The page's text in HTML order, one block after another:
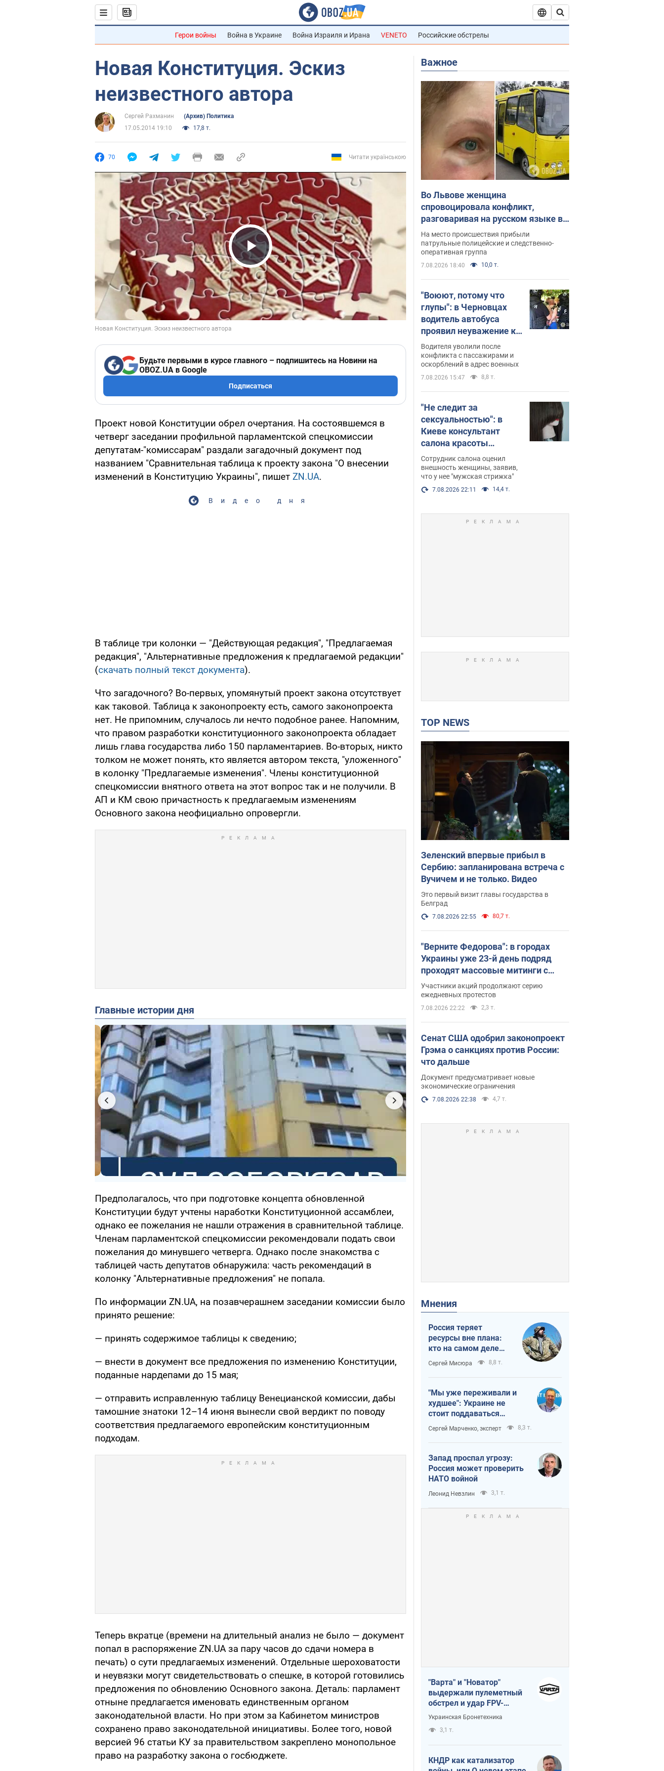
Герои войны Война в Украине Война Израиля и Ирана VENETO Российские обстрелы
Новая Конституция. Эскиз
неизвестного автора
Сергей Рахманин
(Архив) Политика
17.05.2014 19:10
17,8 т.
70 Читати українською
Play Video
Будьте первыми в курсе главного – подпишитесь на Новини на
OBOZ.UA в Google
Подписаться
Проект новой Конституции обрел очертания. На состоявшемся в
четверг заседании профильной парламентской спецкомиссии
депутатам-"комиссарам" раздали загадочный документ под
названием "Сравнительная таблица к проекту закона "О внесении
изменений в Конституцию Украины", пишет ZN.UA.
Видео дня
В таблице три колонки — "Действующая редакция", "Предлагаемая
редакция", "Альтернативные предложения к предлагаемой редакции"
(скачать полный текст документа).
Что загадочного? Во-первых, упомянутый проект закона отсутствует
как таковой. Таблица к законопроекту есть, самого законопроекта
нет. Не припомним, случалось ли нечто подобное ранее. Напомним,
что правом разработки конституционного законопроекта обладает
лишь глава государства либо 150 парламентариев. Во-вторых, никто
толком не может понять, кто является автором текста, "уложенного"
в колонку "Предлагаемые изменения". Члены конституционной
спецкомиссии внятного ответа на этот вопрос так и не получили. В
АП и КМ свою причастность к предлагаемым изменениям
Основного закона неофициально опровергли.
Главные истории дня
Предполагалось, что при подготовке концепта обновленной
Конституции будут учтены наработки Конституционной ассамблеи,
однако ее пожелания не нашли отражения в сравнительной таблице.
Членам парламентской спецкомиссии рекомендовали подать свои
пожелания до минувшего четверга. Однако после знакомства с
таблицей часть депутатов обнаружила: часть рекомендаций в
колонку "Альтернативные предложения" не попала.
По информации ZN.UA, на позавчерашнем заседании комиссии было
принято решение:
— принять содержимое таблицы к сведению;
— внести в документ все предложения по изменению Конституции,
поданные нардепами до 15 мая;
— отправить исправленную таблицу Венецианской комиссии, дабы
тамошние знатоки 12–14 июня вынесли свой вердикт по поводу
соответствия предлагаемого европейским конституционным
подходам.
Теперь вкратце (времени на длительный анализ не было — документ
попал в распоряжение ZN.UA за пару часов до сдачи номера в
печать) о сути предлагаемых изменений. Отдельные шероховатости
и неувязки могут свидетельствовать о спешке, в которой готовились
предложения по обновлению Основного закона. Деталь: парламент
отныне предлагается именовать единственным органом
законодательной власти. Но при этом за Кабинетом министров
сохранено право законодательной инициативы. Более того, новой
версией 96 статьи КУ за правительством закреплено монопольное
право на разработку закона о госбюджете.
Важное
Во Львове женщина
спровоцировала конфликт,
разговаривая на русском языке в
маршрутке: полиция составила
административный протокол.
Видео
На место происшествия прибыли
патрульные полицейские и следственно-
оперативная группа
7.08.2026 18:40 10,0 т.
"Воюют, потому что
глупы": в Черновцах
водитель автобуса
проявил неуважение к
украинским военным и
поплатился за это.
Видео
Водителя уволили после
конфликта с пассажирами и
оскорблений в адрес военных
7.08.2026 15:47 8,8 т.
"Не следит за
сексуальностью": в
Киеве консультант
салона красоты
оскорбил женщину
после химиотерапии,
разгорелся скандал.
Фото
Сотрудник салона оценил
внешность женщины, заявив,
что у нее "мужская стрижка"
7.08.2026 22:11 14,4 т.
TOP NEWS
Зеленский впервые прибыл в
Сербию: запланирована встреча с
Вучичем и не только. Видео
Это первый визит главы государства в
Белград
7.08.2026 22:55 80,7 т.
"Верните Федорова": в городах
Украины уже 23-й день подряд
проходят массовые митинги с
плакатами. Фото и видео
Участники акций продолжают серию
ежедневных протестов
7.08.2026 22:22 2,3 т.
Сенат США одобрил законопроект
Грэма о санкциях против России:
что дальше
Документ предусматривает новые
экономические ограничения
7.08.2026 22:38 4,7 т.
Мнения
Россия теряет
ресурсы вне плана:
кто на самом деле
диктует темп войны
Сергей Мисюра 8,8 т.
"Мы уже переживали и
худшее": Украине не
стоит поддаваться
отчаянию из-за
ракетного террора
Сергей Марченко, эксперт 8,3 т.
Запад проспал угрозу:
Россия может проверить
НАТО войной
Леонид Невзлин 3,1 т.
"Варта" и "Новатор"
выдержали пулеметный
обстрел и удар FPV-
дрона, сохранив жизнь
Украинская Бронетехника
3,1 т.
КНДР как катализатор